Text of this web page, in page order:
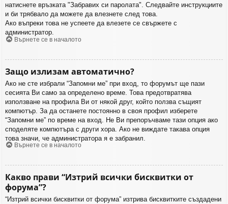
натиснете връзката "Забравих си паролата". Следвайте инструкциите
и би трябвало да можете да влезнете след това.
Ако въпреки това не успеете да влезете се свържете с
администратор.
Върнете се в началото
Защо излизам автоматично?
Ако не сте избрали “Запомни ме” при вход, то форумът ще пази
сесията Ви само за определено време. Това предотвратява
използване на профила Ви от някой друг, който ползва същият
компютър. За да останете постоянно в своя профил изберете
“Запомни ме” по време на вход. Не Ви препоръчваме тази опция ако
споделяте компютъра с други хора. Ако не виждате такава опция
това значи, че администратора я е забранил.
Върнете се в началото
Какво прави “Изтрий всички бисквитки от
форума”?
“Изтрий всички бисквитки от форума” изтрива бисквитките създадени